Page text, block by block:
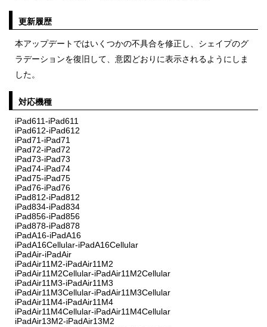
更新履歴
本アップデートではいくつかの不具合を修正し、シェイプのグ
ラデーションを復旧して、意図どおりに表示されるようにしま
した。
対応機種
iPad611-iPad611
iPad612-iPad612
iPad71-iPad71
iPad72-iPad72
iPad73-iPad73
iPad74-iPad74
iPad75-iPad75
iPad76-iPad76
iPad812-iPad812
iPad834-iPad834
iPad856-iPad856
iPad878-iPad878
iPadA16-iPadA16
iPadA16Cellular-iPadA16Cellular
iPadAir-iPadAir
iPadAir11M2-iPadAir11M2
iPadAir11M2Cellular-iPadAir11M2Cellular
iPadAir11M3-iPadAir11M3
iPadAir11M3Cellular-iPadAir11M3Cellular
iPadAir11M4-iPadAir11M4
iPadAir11M4Cellular-iPadAir11M4Cellular
iPadAir13M2-iPadAir13M2